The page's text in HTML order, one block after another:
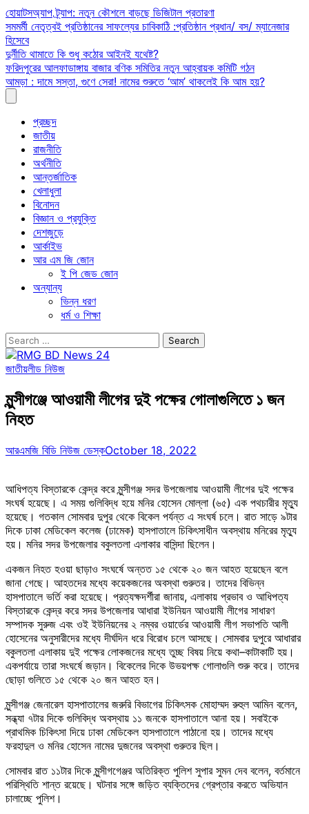
Skip
to
content
হোয়াটসঅ্যাপ ট্র্যাপ: নতুন কৌশলে বাড়ছে ডিজিটাল প্রতারণা
সমমর্মী নেতৃত্বই প্রতিষ্ঠানের সাফল্যের চাবিকাঠি :প্রতিষ্ঠান প্রধান/ বস/ ম্যানেজার
হিসেবে
দুর্নীতি থামাতে কি শুধু কঠোর আইনই যথেষ্ট?
ফরিদপুরের আলফাডাঙ্গায় বাজার বণিক সমিতির নতুন আহ্বায়ক কমিটি গঠন
আমড়া : দামে সস্তা, গুণে সেরা! নামের শুরুতে ‘আম’ থাকলেই কি আম হয়?
প্রচ্ছদ
জাতীয়
রাজনীতি
অর্থনীতি
আন্তর্জাতিক
খেলাধুলা
বিনোদন
বিজ্ঞান ও প্রযুক্তি
দেশজুড়ে
আর্কাইভ
আর এম জি জোন
ই পি জেড জোন
অন্যান্য
ভিন্ন ধরণ
ধর্ম ও শিক্ষা
Search
for:
জাতীয়লীড নিউজ
মুন্সীগঞ্জে আওয়ামী লীগের দুই পক্ষের গোলাগুলিতে ১ জন
নিহত
আরএমজি বিডি নিউজ ডেস্কOctober 18, 2022
আধিপত্য বিস্তারকে কেন্দ্র করে মুন্সীগঞ্জ সদর উপজেলায় আওয়ামী লীগের দুই পক্ষের
সংঘর্ষ হয়েছে। এ সময় গুলিবিদ্ধ হয়ে মনির হোসেন মোল্লা (৬৫) এক পথচারীর মৃত্যু
হয়েছে। গতকাল সোমবার দুপুর থেকে বিকেল পর্যন্ত এ সংঘর্ষ চলে। রাত সাড়ে ৯টার
দিকে ঢাকা মেডিকেল কলেজ (ঢামেক) হাসপাতালে চিকিৎসাধীন অবস্থায় মনিরের মৃত্যু
হয়। মনির সদর উপজেলার বকুলতলা এলাকার বাসিন্দা ছিলেন।
একজন নিহত হওয়া ছাড়াও সংঘর্ষে অন্তত ১৫ থেকে ২০ জন আহত হয়েছেন বলে
জানা গেছে। আহতদের মধ্যে কয়েকজনের অবস্থা গুরুতর। তাদের বিভিন্ন
হাসপাতালে ভর্তি করা হয়েছে। প্রত্যক্ষদর্শীরা জানায়, এলাকায় প্রভাব ও আধিপত্য
বিস্তারকে কেন্দ্র করে সদর উপজেলার আধারা ইউনিয়ন আওয়ামী লীগের সাধারণ
সম্পাদক সুরুজ এবং ওই ইউনিয়নের ২ নম্বর ওয়ার্ডের আওয়ামী লীগ সভাপতি আলী
হোসেনের অনুসারীদের মধ্যে দীর্ঘদিন ধরে বিরোধ চলে আসছে। সোমবার দুপুরে আধারার
বকুলতলা এলাকায় দুই পক্ষের লোকজনের মধ্যে তুচ্ছ বিষয় নিয়ে কথা–কাটাকাটি হয়।
একপর্যায়ে তারা সংঘর্ষে জড়ান। বিকেলের দিকে উভয়পক্ষ গোলাগুলি শুরু করে। তাদের
ছোড়া গুলিতে ১৫ থেকে ২০ জন আহত হন।
মুন্সীগঞ্জ জেনারেল হাসপাতালের জরুরি বিভাগের চিকিৎসক মোহাম্মদ রুহুল আমিন বলেন,
সন্ধ্যা ৭টার দিকে গুলিবিদ্ধ অবস্থায় ১১ জনকে হাসপাতালে আনা হয়। সবাইকে
প্রাথমিক চিকিৎসা দিয়ে ঢাকা মেডিকেল হাসপাতালে পাঠানো হয়। তাদের মধ্যে
ফরহাদুল ও মনির হোসেন নামের দুজনের অবস্থা গুরুতর ছিল।
সোমবার রাত ১১টার দিকে মুন্সীগগেঞ্জর অতিরিক্ত পুলিশ সুপার সুমন দেব বলেন, বর্তমানে
পরিস্থিতি শান্ত রয়েছে। ঘটনার সঙ্গে জড়িত ব্যক্তিদের গ্রেপ্তার করতে অভিযান
চালাচ্ছে পুলিশ।